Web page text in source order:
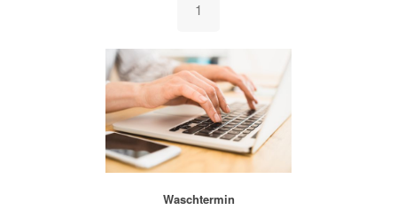
1
Waschtermin